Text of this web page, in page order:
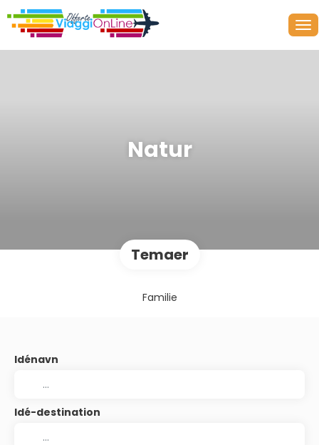
Natur
Temaer
Familie
Idénavn
Idé-destination